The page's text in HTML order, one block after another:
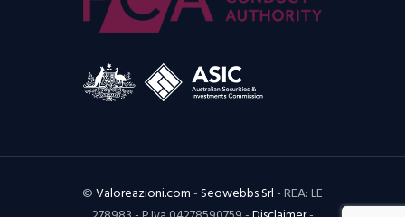
©Valoreazioni.com-Seowebbs Srl- REA: LE